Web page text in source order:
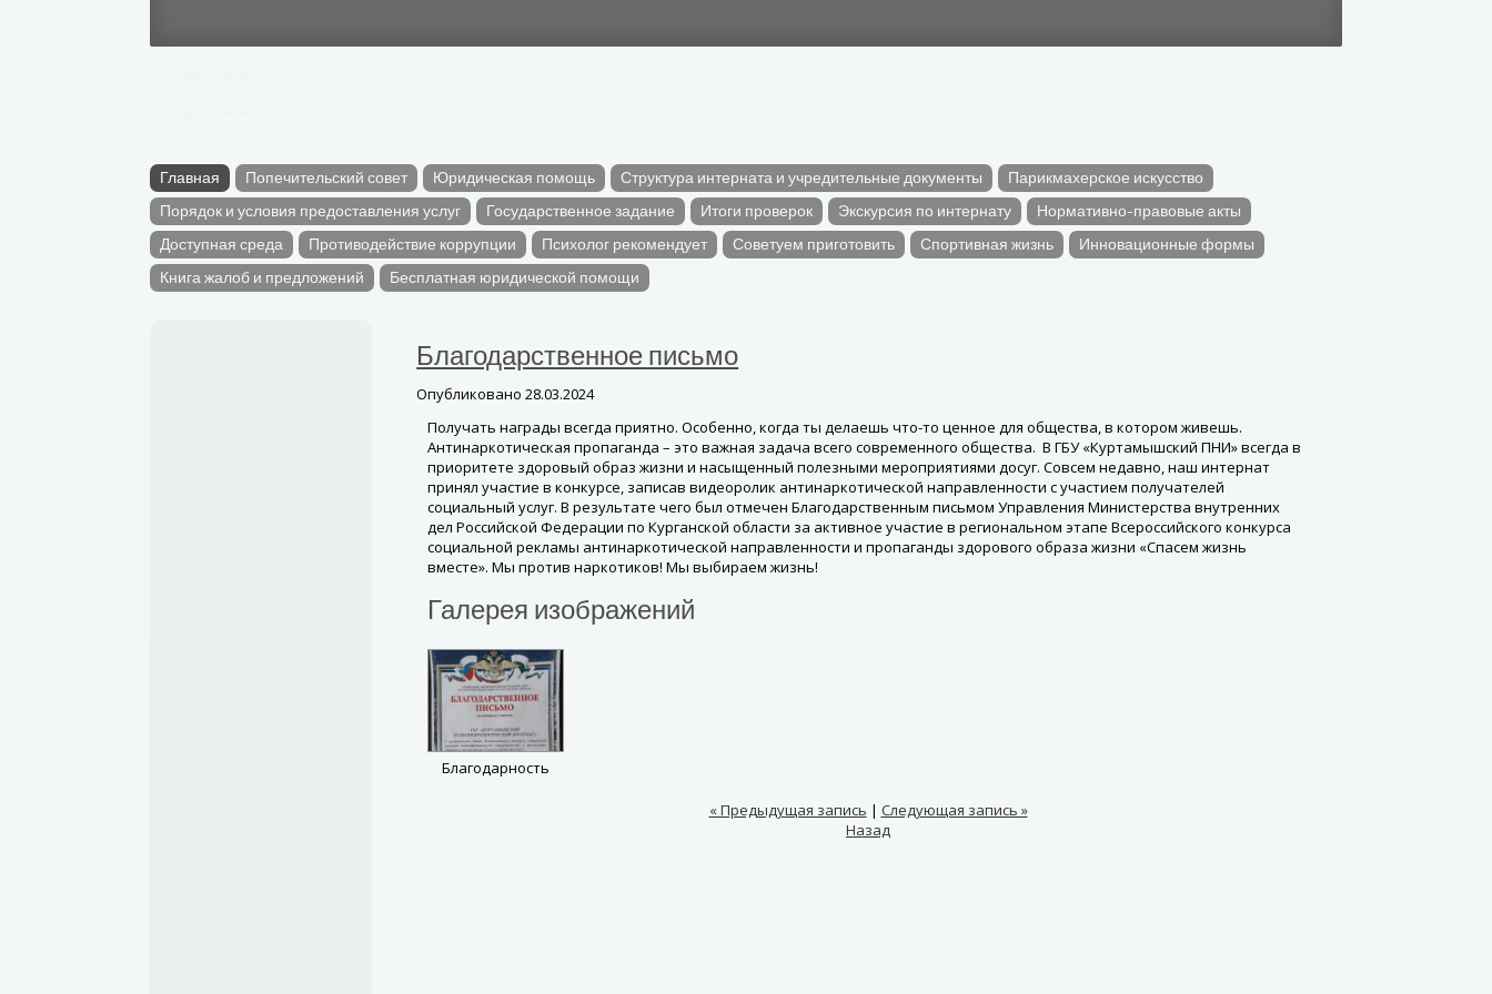
Главная Попечительский совет Юридическая помощь Структура интерната и учредительные документы
Парикмахерское искусство
Порядок и условия предоставления услуг
Государственное задание Итоги проверок Экскурсия по интернату
Нормативно-правовые акты
Доступная среда
Противодействие коррупции Психолог рекомендует Советуем приготовить Спортивная жизнь
Инновационные формы
Книга жалоб и предложений
Бесплатная юридической помощи
Благодарственное письмо
Опубликовано28.03.2024
Получать награды всегда приятно. Особенно, когда ты делаешь что-то ценное для общества, в котором живешь.
Антинаркотическая пропаганда – это важная задача всего современного общества. В ГБУ «Куртамышский ПНИ» всегда в
приоритете здоровый образ жизни и насыщенный полезными мероприятиями досуг. Совсем недавно, наш интернат
принял участие в конкурсе, записав видеоролик антинаркотической направленности с участием получателей
социальный услуг. В результате чего был отмечен Благодарственным письмом Управления Министерства внутренних
дел Российской Федерации по Курганской области за активное участие в региональном этапе Всероссийского конкурса
социальной рекламы антинаркотической направленности и пропаганды здорового образа жизни «Спасем жизнь
вместе». Мы против наркотиков! Мы выбираем жизнь!
Галерея изображений
Благодарность
« Предыдущая запись | Следующая запись »
Назад